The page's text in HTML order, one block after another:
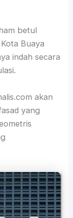
betul
Buaya
indah secara
akan
yang